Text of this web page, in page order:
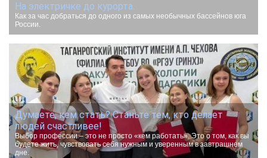
На электричке до курорта.
Как за час добраться до одного из самых необычных бассейнов юга
России.
Думаете, кем стать? Станьте тем, кто делает
людей счастливее!
Выбор профессии – это не просто «кем работать». Это о том, как вы
будете жить, чувствовать себя нужным и уверенным в завтрашнем
дне.